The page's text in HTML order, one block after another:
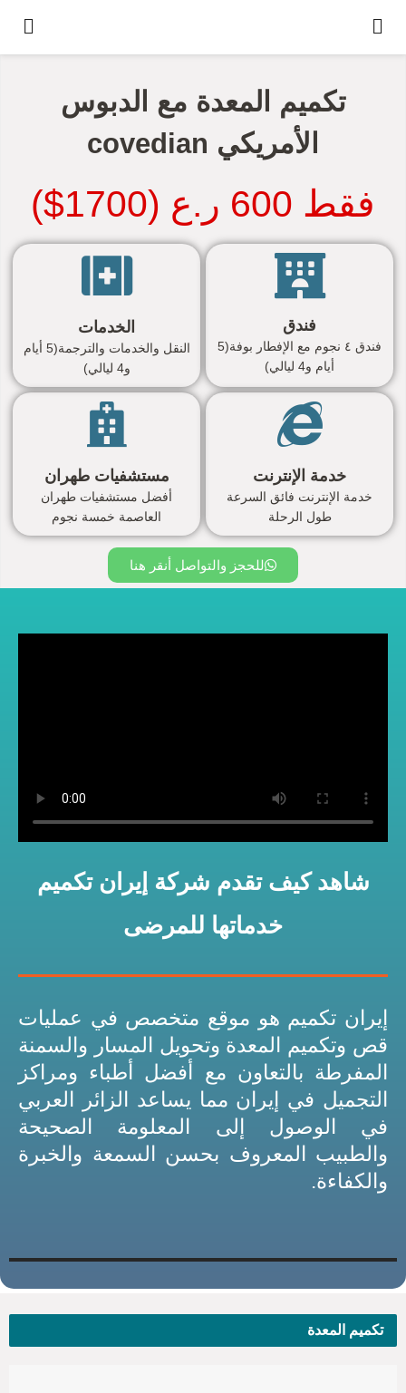
تكميم المعدة مع الدبوس
الأمريكي covedian
فقط 600 ر.ع (1700$)
فندق
فندق ٤ نجوم مع الإفطار بوفة(5
أيام و4 ليالي)
الخدمات
النقل والخدمات والترجمة(5 أيام
و4 ليالي)
خدمة الإنترنت
خدمة الإنترنت فائق السرعة
طول الرحلة
مستشفيات طهران
أفضل مستشفيات طهران
العاصمة خمسة نجوم
للحجز والتواصل أنقر هنا
شاهد كيف تقدم شركة إيران تكميم
خدماتها للمرضى
إيران تكميم هو موقع متخصص في عمليات
قص وتكميم المعدة وتحويل المسار والسمنة
المفرطة بالتعاون مع أفضل أطباء ومراكز
التجميل في إيران مما يساعد الزائر العربي
في الوصول إلى المعلومة الصحيحة
والطبيب المعروف بحسن السمعة والخبرة
والكفاءة.
تكميم المعدة